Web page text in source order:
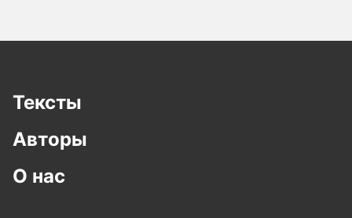
Тексты
Авторы
О нас